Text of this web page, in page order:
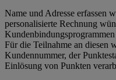
Name und Adresse erfassen
personalisierte Rechnung
Für die Teilnahme an diesen
Kundennummer, der
Einlösung von Punkten